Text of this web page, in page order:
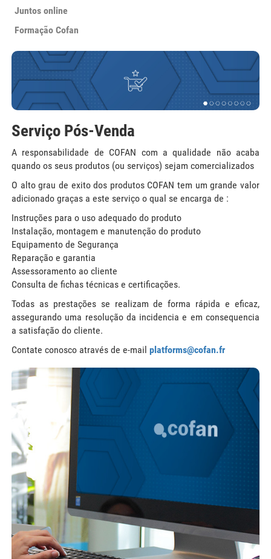
Juntos online
Formação Cofan
Serviço Pós-Venda
A responsabilidade de COFAN com a qualidade não acaba
quando os seus produtos (ou serviços) sejam comercializados
O alto grau de exito dos produtos COFAN tem um grande valor
adicionado graças a este serviço o qual se encarga de :
Instruções para o uso adequado do produto
Instalação, montagem e manutenção do produto
Equipamento de Segurança
Reparação e garantia
Assessoramento ao cliente
Consulta de fichas técnicas e certificações.
Todas as prestações se realizam de forma rápida e eficaz,
assegurando uma resolução da incidencia e em consequencia
a satisfação do cliente.
Contate conosco através de e-mail platforms@cofan.fr